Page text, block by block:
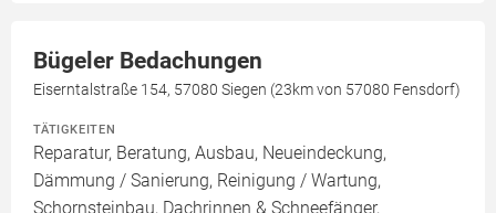
Bügeler Bedachungen
Eiserntalstraße 154, 57080 Siegen (23km von 57080 Fensdorf)
TÄTIGKEITEN
Reparatur, Beratung, Ausbau, Neueindeckung,
Dämmung / Sanierung, Reinigung / Wartung,
Schornsteinbau, Dachrinnen & Schneefänger,